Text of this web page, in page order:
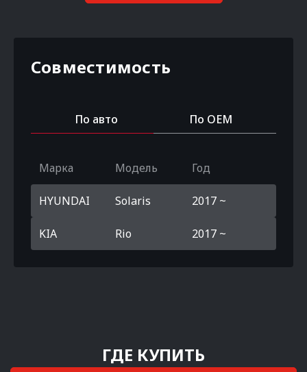
Совместимость
По авто По OEM
Марка Модель Год
HYUNDAI Solaris 2017 ~
KIA Rio 2017 ~
ГДЕ КУПИТЬ